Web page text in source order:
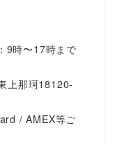
9時〜17時まで
上那珂18120-
/ AMEX等ご